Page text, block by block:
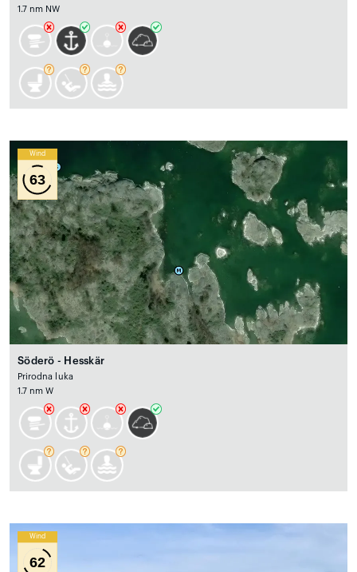
1.7 nm NW
Wind
63
Söderö - Hesskär
Prirodna luka
1.7 nm W
Wind
62